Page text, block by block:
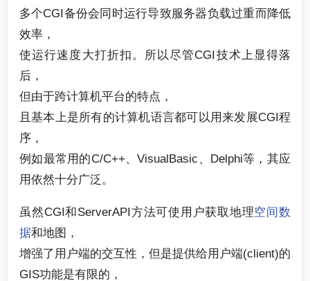
多个CGI备份会同时运行导致服务器负载过重而降低
效率，
使运行速度大打折扣。所以尽管CGI技术上显得落
后，
但由于跨计算机平台的特点，
且基本上是所有的计算机语言都可以用来发展CGI程
序，
例如最常用的C/C++、VisualBasic、Delphi等，其应
用依然十分广泛。
虽然CGI和ServerAPI方法可使用户获取地理空间数
据和地图，
增强了用户端的交互性，但是提供给用户端(client)的
GIS功能是有限的，